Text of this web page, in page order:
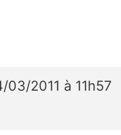
03/2011 à 11h57